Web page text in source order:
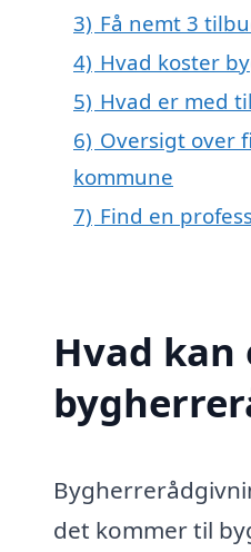
3) Få nemt 3
4) Hvad koster
5) Hvad er med
6) Oversigt over
kommune
7) Find en
Hvad
det kommer til